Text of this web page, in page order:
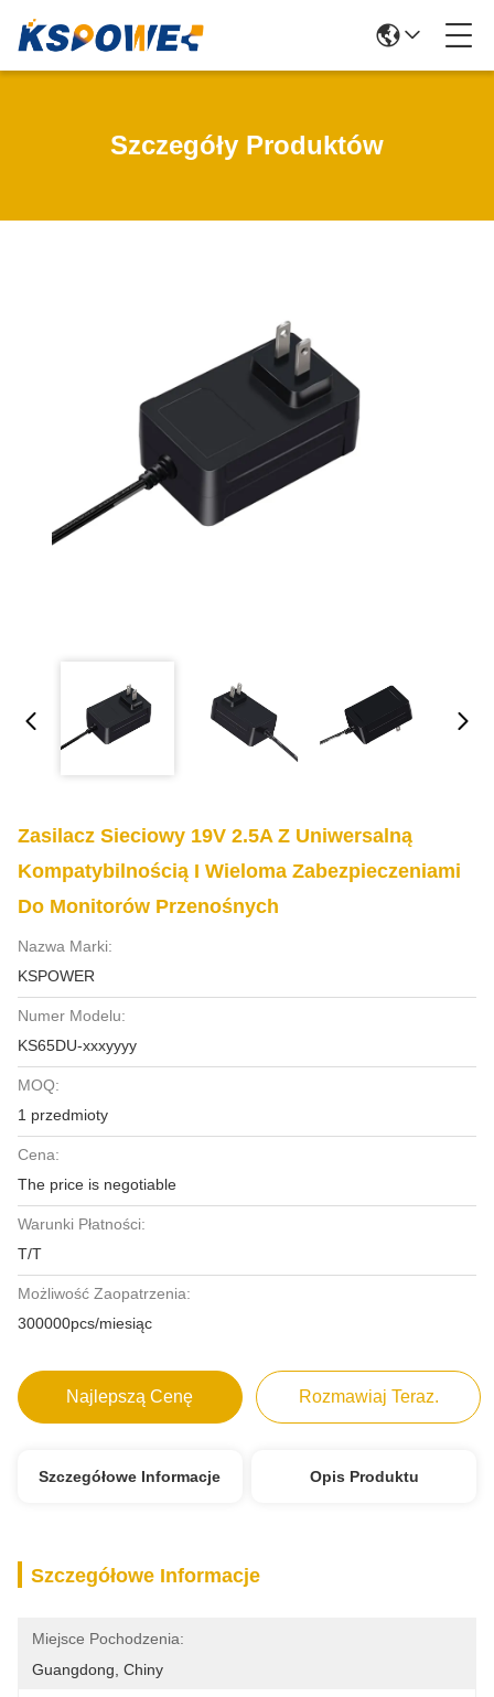
Szczegóły Produktów
Zasilacz Sieciowy 19V 2.5A Z Uniwersalną
Kompatybilnością I Wieloma Zabezpieczeniami
Do Monitorów Przenośnych
Nazwa Marki:
KSPOWER
Numer Modelu:
KS65DU-xxxyyyy
MOQ:
1 przedmioty
Cena:
The price is negotiable
Warunki Płatności:
T/T
Możliwość Zaopatrzenia:
300000pcs/miesiąc
Najlepszą Cenę Rozmawiaj Teraz.
Szczegółowe Informacje Opis Produktu
Szczegółowe Informacje
Miejsce Pochodzenia:
Guangdong, Chiny